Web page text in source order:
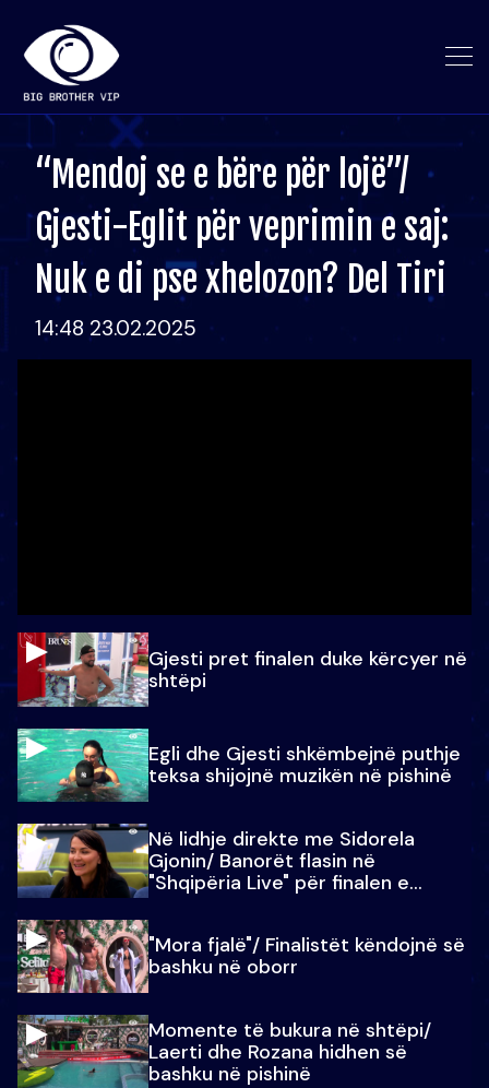
“Mendoj se e bëre për lojë”/
Gjesti-Eglit për veprimin e saj:
Nuk e di pse xhelozon? Del Tiri
14:48 23.02.2025
Gjesti pret finalen duke kërcyer në
shtëpi
Egli dhe Gjesti shkëmbejnë puthje
teksa shijojnë muzikën në pishinë
Në lidhje direkte me Sidorela
Gjonin/ Banorët flasin në
"Shqipëria Live" për finalen e
"Mora fjalë"/ Finalistët këndojnë së
bashku në oborr
Momente të bukura në shtëpi/
Laerti dhe Rozana hidhen së
bashku në pishinë